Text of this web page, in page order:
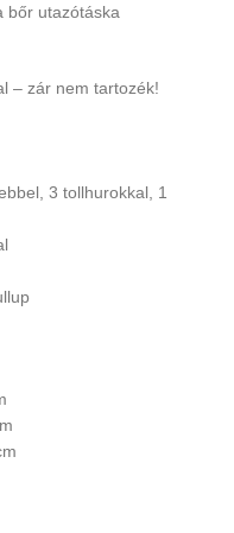
bőr utazótáska
– zár nem tartozék!
3 tollhurokkal, 1